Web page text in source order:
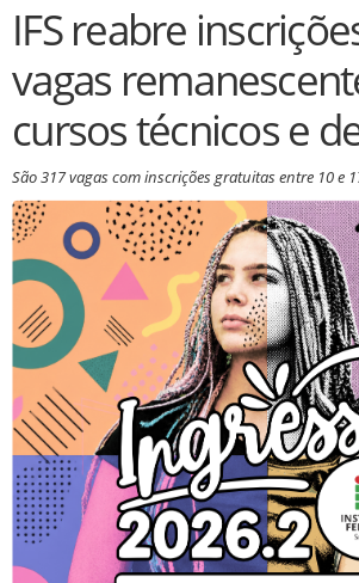
IFS reabre
vagas
cursos técnicos e
São 317 vagas com inscrições gratuitas entre 10 e